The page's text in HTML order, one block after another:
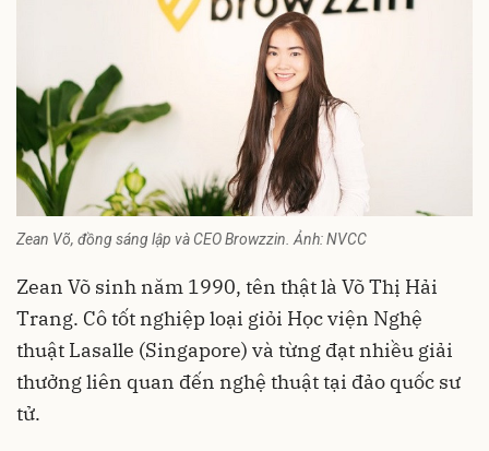
Zean Võ, đồng sáng lập và CEO Browzzin. Ảnh: NVCC
Zean Võ sinh năm 1990, tên thật là Võ Thị Hải
Trang. Cô tốt nghiệp loại giỏi Học viện Nghệ
thuật Lasalle (Singapore) và từng đạt nhiều giải
thưởng liên quan đến nghệ thuật tại đảo quốc sư
tử.